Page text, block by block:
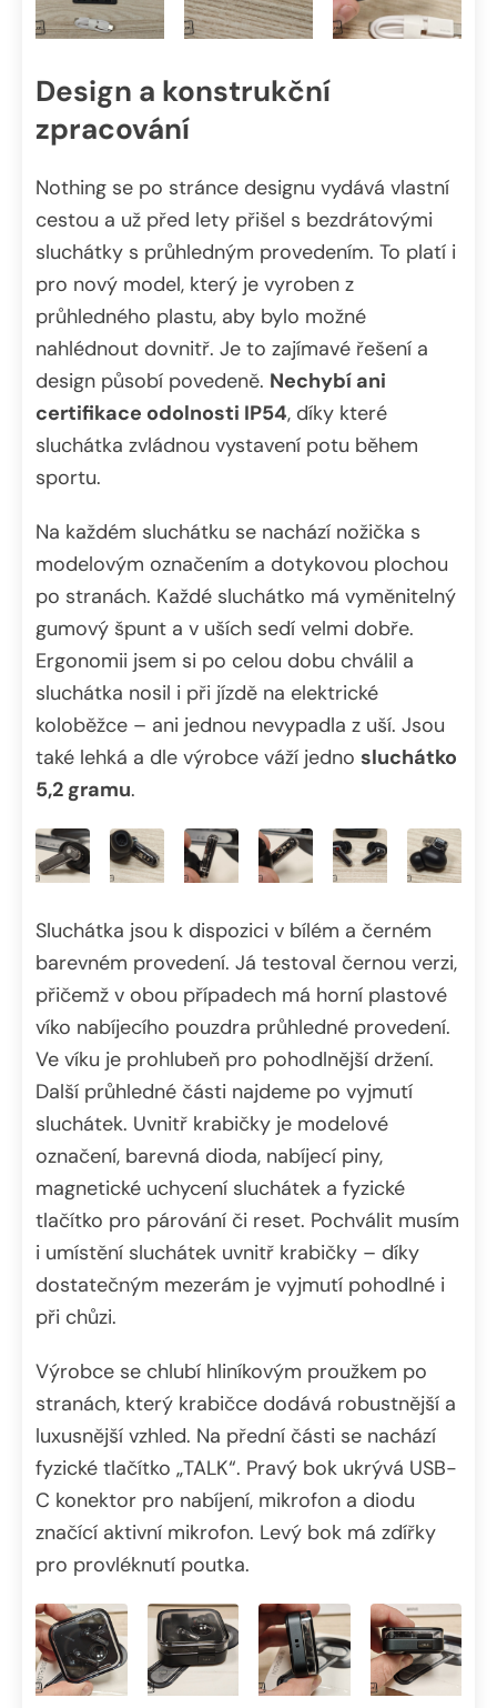
Design a konstrukční
zpracování
Nothing se po stránce designu vydává vlastní
cestou a už před lety přišel s bezdrátovými
sluchátky s průhledným provedením. To platí i
pro nový model, který je vyroben z
průhledného plastu, aby bylo možné
nahlédnout dovnitř. Je to zajímavé řešení a
design působí povedeně. Nechybí ani
certifikace odolnosti IP54, díky které
sluchátka zvládnou vystavení potu během
sportu.
Na každém sluchátku se nachází nožička s
modelovým označením a dotykovou plochou
po stranách. Každé sluchátko má vyměnitelný
gumový špunt a v uších sedí velmi dobře.
Ergonomii jsem si po celou dobu chválil a
sluchátka nosil i při jízdě na elektrické
koloběžce – ani jednou nevypadla z uší. Jsou
také lehká a dle výrobce váží jedno sluchátko
5,2 gramu.
Sluchátka jsou k dispozici v bílém a černém
barevném provedení. Já testoval černou verzi,
přičemž v obou případech má horní plastové
víko nabíjecího pouzdra průhledné provedení.
Ve víku je prohlubeň pro pohodlnější držení.
Další průhledné části najdeme po vyjmutí
sluchátek. Uvnitř krabičky je modelové
označení, barevná dioda, nabíjecí piny,
magnetické uchycení sluchátek a fyzické
tlačítko pro párování či reset. Pochválit musím
i umístění sluchátek uvnitř krabičky – díky
dostatečným mezerám je vyjmutí pohodlné i
při chůzi.
Výrobce se chlubí hliníkovým proužkem po
stranách, který krabičce dodává robustnější a
luxusnější vzhled. Na přední části se nachází
fyzické tlačítko „TALK“. Pravý bok ukrývá USB-
C konektor pro nabíjení, mikrofon a diodu
značící aktivní mikrofon. Levý bok má zdířky
pro provléknutí poutka.